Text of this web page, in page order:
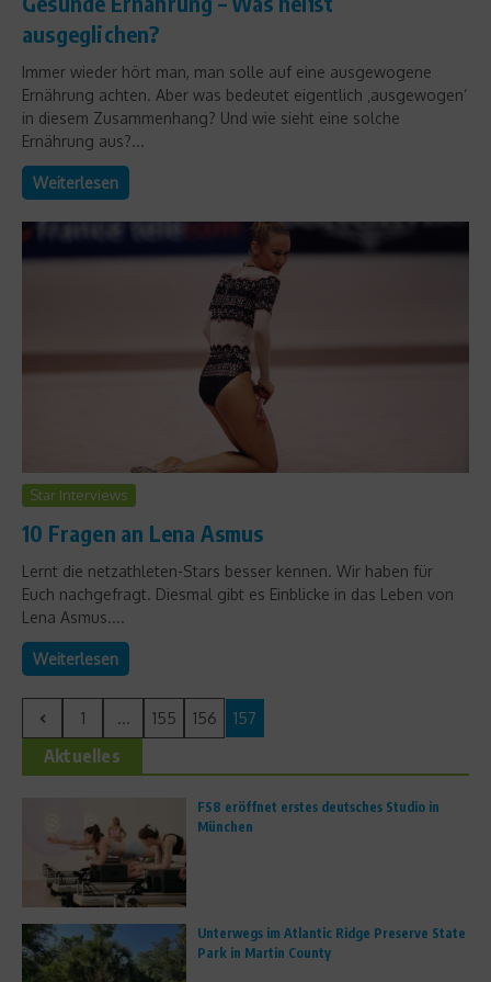
ausgeglichen?
Immer wieder hört man, man solle auf eine ausgewogene
Ernährung achten. Aber was bedeutet eigentlich ‚ausgewogen‘
in diesem Zusammenhang? Und wie sieht eine solche
Ernährung aus?...
Weiterlesen
Star Interviews
10 Fragen an Lena Asmus
Lernt die netzathleten-Stars besser kennen. Wir haben für
Euch nachgefragt. Diesmal gibt es Einblicke in das Leben von
Lena Asmus....
Weiterlesen
1 ... 155 156 157
Aktuelles
FS8 eröffnet erstes deutsches Studio in
München
Unterwegs im Atlantic Ridge Preserve State
Park in Martin County